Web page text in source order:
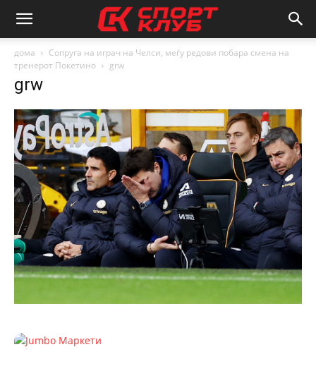
дома
Сопруга на играч на Челси, меѓу редови побара смена на
тренерот Покетино
grw
grw